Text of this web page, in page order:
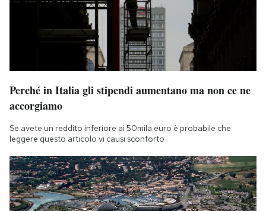
Perché in Italia gli stipendi aumentano ma non ce ne
accorgiamo
Se avete un reddito inferiore ai 50mila euro è probabile che
leggere questo articolo vi causi sconforto